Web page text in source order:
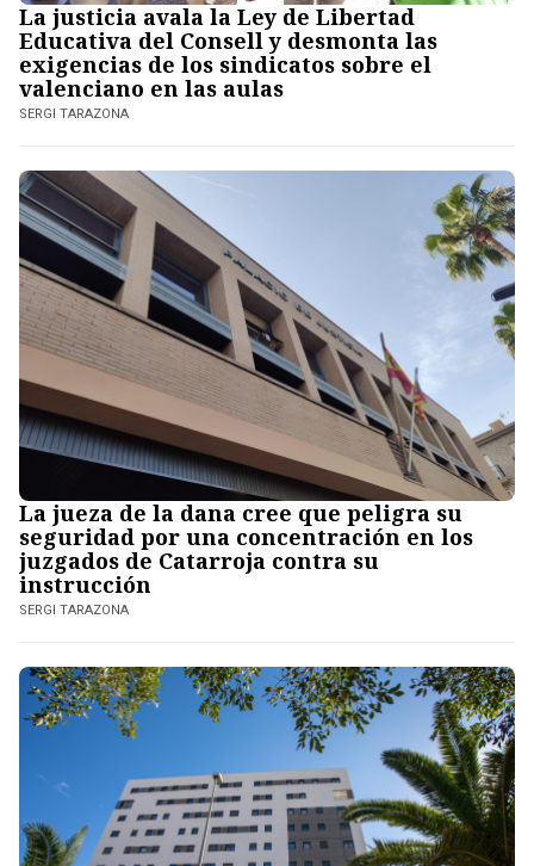
La justicia avala la Ley de Libertad
Educativa del Consell y desmonta las
exigencias de los sindicatos sobre el
valenciano en las aulas
SERGI TARAZONA
La jueza de la dana cree que peligra su
seguridad por una concentración en los
juzgados de Catarroja contra su
instrucción
SERGI TARAZONA